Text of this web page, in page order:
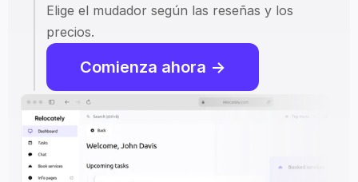
Elige el mudador según las reseñas y los
precios.
Comienza ahora ->